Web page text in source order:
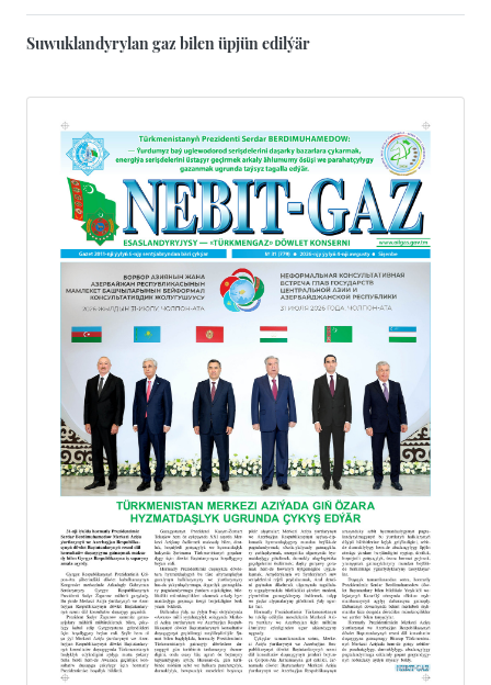
Suwuklandyrylan gaz bilen üpjün edilýär